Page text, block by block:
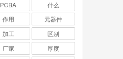
PCBA
什么
作用
元器件
加工
区别
厂家
厚度